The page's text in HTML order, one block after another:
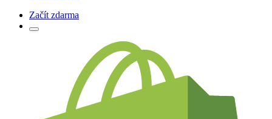
Začít zdarma